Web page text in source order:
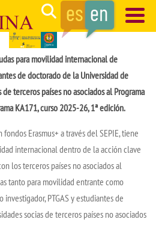
Search
para movilidad internacional de
de doctorado de la Universidad de
terceros países no asociados al Programa
KA171, curso 2025-26, 1ª edición.
Erasmus+ a través del SEPIE, tiene
internacional dentro de la acción clave
los terceros países no asociados al
tanto para movilidad entrante como
PTGAS y estudiantes de
socias de terceros países no asociados